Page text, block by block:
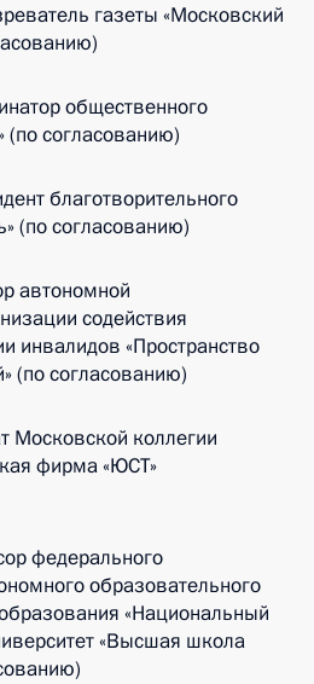
газеты «Московский
общественного
(по согласованию)
благотворительного
(по согласованию)
автономной
содействия
инвалидов «Пространство
(по согласованию)
Московской коллегии
фирма «ЮСТ»
федерального
образовательного
«Национальный
«Высшая школа